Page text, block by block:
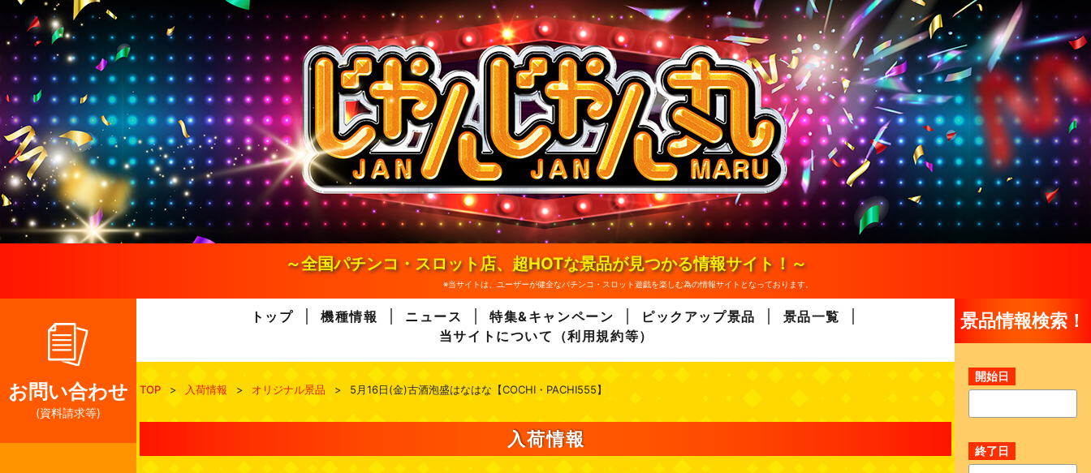
n
e
n
～全国パチンコ・スロット店、超HOTな景品が見つかる情報サイト！～
※当サイトは、ユーザーが健全なパチンコ・スロット遊戯を楽しむ為の情報サイトとなっております。
お問い合わせ
(資料請求等)
トップ 機種情報 ニュース 特集&キャンペーン ピックアップ景品
景品一覧
当サイトについて（利用規約等）
TOP > 入荷情報 > オリジナル景品 > 5月16日(金)古酒泡盛はなはな【COCHI・PACHI555】
入荷情報
景品情報検索！
開始日
終了日